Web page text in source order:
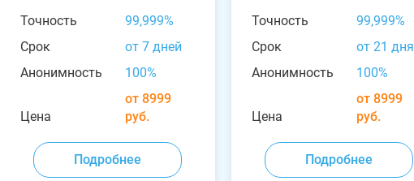
Точность
99,999%
Срок
от 7 дней
Анонимность
100%
Цена
от 8999
руб.
Подробнее
Точность
99,999%
Срок
от 21 дня
Анонимность
100%
Цена
от 8999
руб.
Подробнее